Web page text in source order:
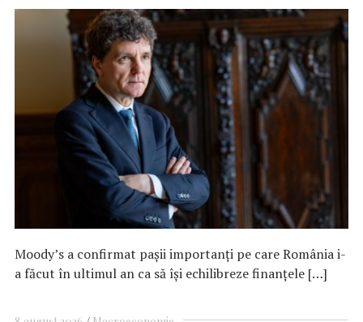
Moody’s a confirmat pașii importanți pe care România i-
a făcut în ultimul an ca să își echilibreze finanțele […]